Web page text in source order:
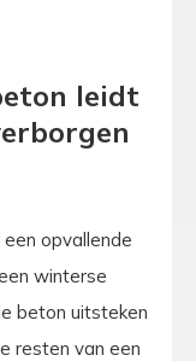
leidt
opvallende
winterse
beton uitsteken
resten van een